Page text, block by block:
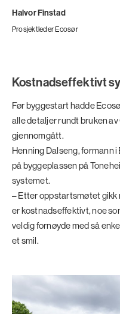
Halvor Finstad
Prosjektleder Ecosør
Kostnadseffektivt
Før byggestart hadde
alle detaljer rundt bruken
gjennomgått.
Henning Dalseng, formann
på byggeplassen på
systemet.
– Etter oppstartsmøtet gikk
er kostnadseffektivt, noe
veldig fornøyde med så
et smil.